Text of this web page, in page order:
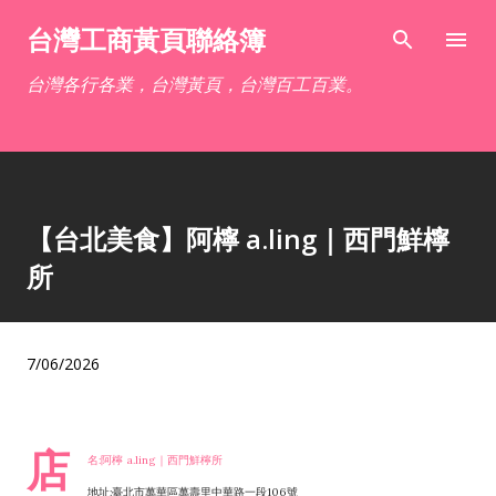
跳到主要內容
台灣工商黃頁聯絡簿
台灣各行各業，台灣黃頁，台灣百工百業。
【台北美食】阿檸 a.ling｜西門鮮檸
所
7/06/2026
店 名:阿檸 a.ling｜西門鮮檸所
地址:臺北市萬華區萬壽里中華路一段106號